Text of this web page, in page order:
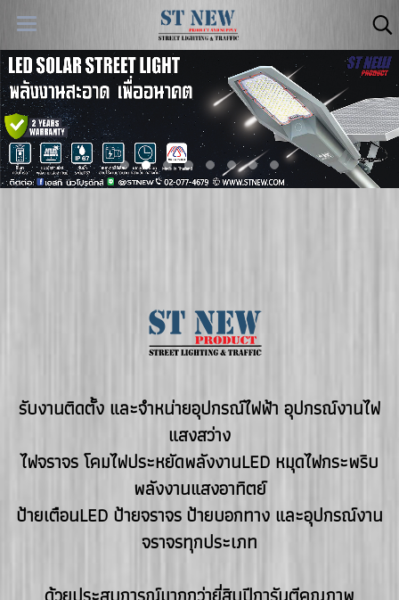
รับงานติดตั้ง และจำหน่ายอุปกรณ์ไฟฟ้า อุปกรณ์งานไฟ
แสงสว่าง
ไฟจราจร โคมไฟประหยัดพลังงานLED หมุดไฟกระพริบ
พลังงานแสงอาทิตย์
ป้ายเตือนLED ป้ายจราจรป้ายบอกทาง และอุปกรณ์งาน
จราจรทุกประเภท